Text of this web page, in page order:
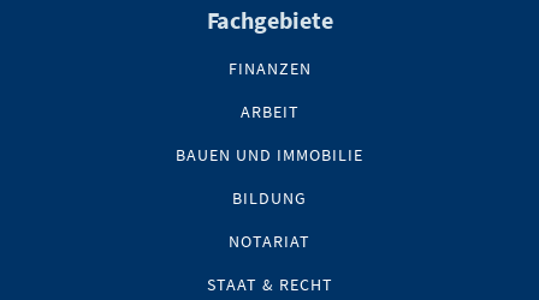
Fachgebiete
FINANZEN
ARBEIT
BAUEN UND IMMOBILIE
BILDUNG
NOTARIAT
STAAT & RECHT